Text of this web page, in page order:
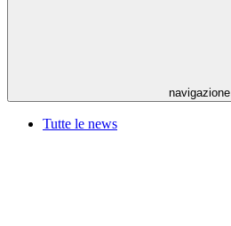
navigazione
Tutte le news